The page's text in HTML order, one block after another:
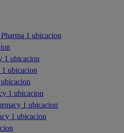
1 ubicacion
1 ubicacion
1 ubicacion
ubicacion
1 ubicacion
1 ubicacion
1 ubicacion